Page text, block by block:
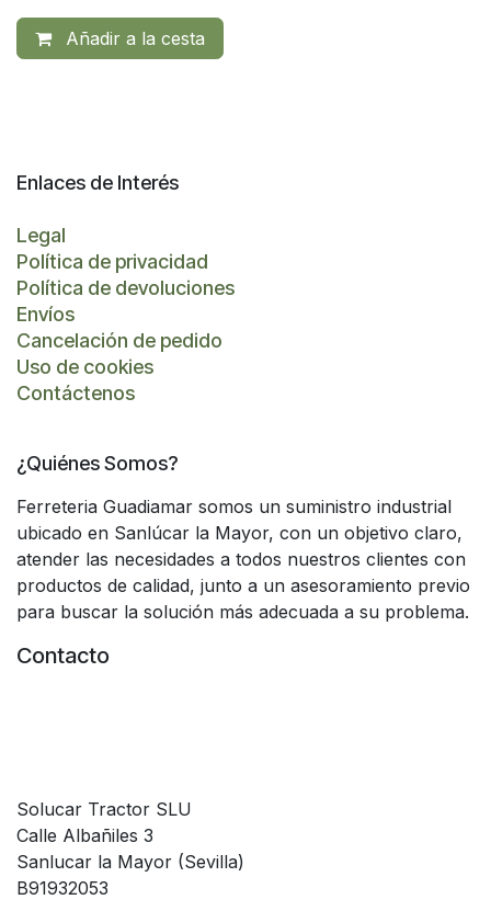
Añadir a la cesta
Enlaces de Interés
Legal
Política de privacidad
Política de devoluciones
Envíos
Cancelación de pedido
Uso de cookies
Contáctenos
¿Quiénes Somos?
Ferreteria Guadiamar somos un suministro industrial
ubicado en Sanlúcar la Mayor, con un objetivo claro,
atender las necesidades a todos nuestros clientes con
productos de calidad, junto a un asesoramiento previo
para buscar la solución más adecuada a su problema.
Contacto
Solucar Tractor SLU
Calle Albañiles 3
Sanlucar la Mayor (Sevilla)
B91932053